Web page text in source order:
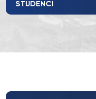
STUDENCI